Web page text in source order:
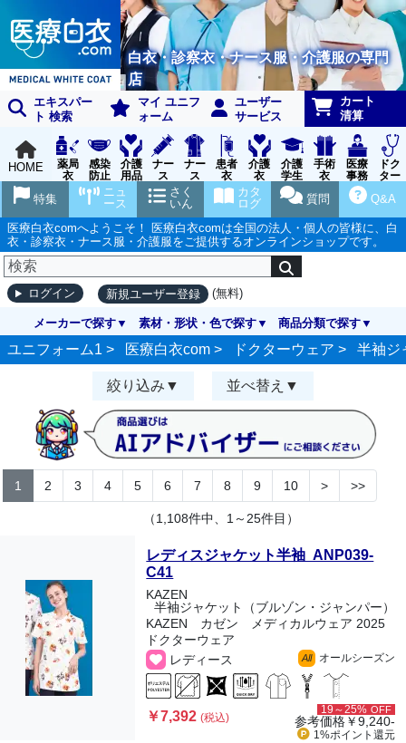
白衣・診察衣・ナース服・介護服の専門
店
エキスパー
ト 検索
マイ ユニフ
ォーム
ユーザー
サービス
カート
清算
HOME
薬局
衣
感染
防止
用品
介護
用品
ナー
ス
グッ
ズ
ナー
ス
ウェ
ア
患者
衣
介護
衣
介護
学生
実習
衣
手術
衣
医療
事務
受付
ドク
ター
ア
Q&A
質問
カタ
ログ
さく
いん
ニュ
ース
特集
医療白衣comへようこそ！ 医療白衣comは全国の法人・個人の皆様に、白
衣・診察衣・ナース服・介護服をご提供するオンラインショップです。
ログイン 新規ユーザー登録 (無料)
メーカーで探す 素材・形状・色で探す 商品分類で探す
ユニフォーム1 > 医療白衣com > ドクターウェア > 半袖ジ
絞り込み 並べ替え
1 2 3 4 5 6 7 8 9 10 > >>
（1,108件中、1～25件目）
レディスジャケット半袖 ANP039-
C41
KAZEN
半袖ジャケット（ブルゾン・ジャンパー）
KAZEN カゼン メディカルウェア 2025
ドクターウェア
レディース
All オールシーズン
￥7,392(税込)
19～25% OFF
参考価格￥9,240-
1%ポイント 還元